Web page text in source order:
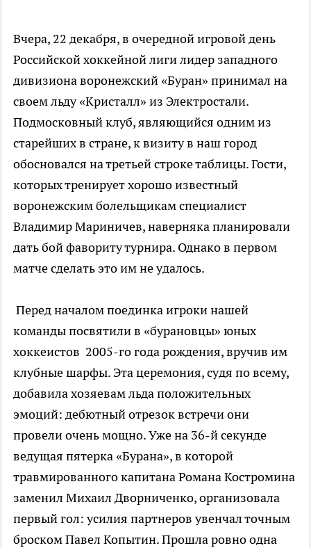
Вчера, 22 декабря, в очередной игровой день
Российской хоккейной лиги лидер западного
дивизиона воронежский «Буран» принимал на
своем льду «Кристалл» из Электростали.
Подмосковный клуб, являющийся одним из
старейших в стране, к визиту в наш город
обосновался на третьей строке таблицы. Гости,
которых тренирует хорошо известный
воронежским болельщикам специалист
Владимир Мариничев, наверняка планировали
дать бой фавориту турнира. Однако в первом
матче сделать это им не удалось.
Перед началом поединка игроки нашей
команды посвятили в «бурановцы» юных
хоккеистов 2005-го года рождения, вручив им
клубные шарфы. Эта церемония, судя по всему,
добавила хозяевам льда положительных
эмоций: дебютный отрезок встречи они
провели очень мощно. Уже на 36-й секунде
ведущая пятерка «Бурана», в которой
травмированного капитана Романа Костромина
заменил Михаил Дворниченко, организовала
первый гол: усилия партнеров увенчал точным
броском Павел Копытин. Прошла ровно одна